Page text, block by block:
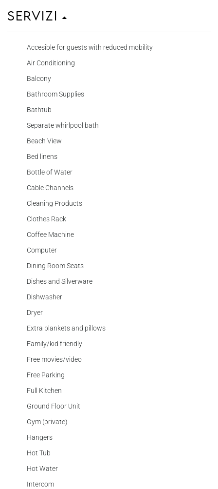
Servizi
Accesible for guests with reduced mobility
Air Conditioning
Balcony
Bathroom Supplies
Bathtub
Separate whirlpool bath
Beach View
Bed linens
Bottle of Water
Cable Channels
Cleaning Products
Clothes Rack
Coffee Machine
Computer
Dining Room Seats
Dishes and Silverware
Dishwasher
Dryer
Extra blankets and pillows
Family/kid friendly
Free movies/video
Free Parking
Full Kitchen
Ground Floor Unit
Gym (private)
Hangers
Hot Tub
Hot Water
Intercom